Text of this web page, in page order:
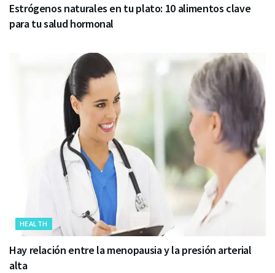
Estrógenos naturales en tu plato: 10 alimentos clave
para tu salud hormonal
HEALTH
Hay relación entre la menopausia y la presión arterial
alta